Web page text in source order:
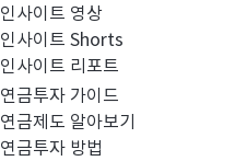
인사이트 영상
인사이트 Shorts
인사이트 리포트
연금투자 가이드
연금제도 알아보기
연금투자 방법
고유재산 투자 펀드의 환매